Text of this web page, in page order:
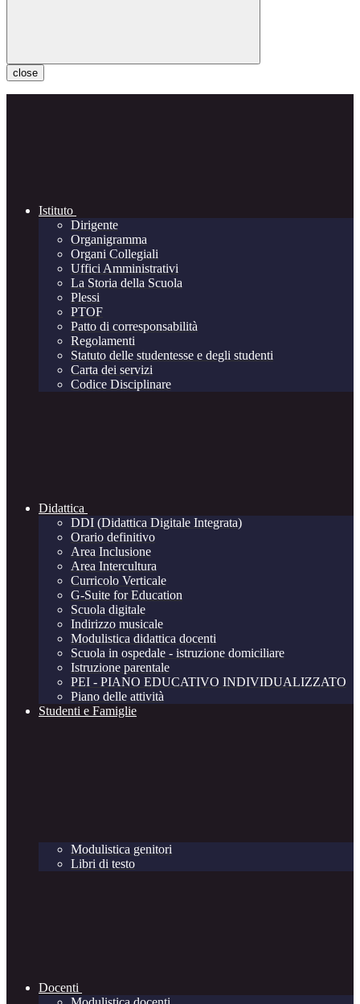
close
Istituto
Dirigente
Organigramma
Organi Collegiali
Uffici Amministrativi
La Storia della Scuola
Plessi
PTOF
Patto di corresponsabilità
Regolamenti
Statuto delle studentesse e degli studenti
Carta dei servizi
Codice Disciplinare
Didattica
DDI (Didattica Digitale Integrata)
Orario definitivo
Area Inclusione
Area Intercultura
Curricolo Verticale
G-Suite for Education
Scuola digitale
Indirizzo musicale
Modulistica didattica docenti
Scuola in ospedale - istruzione domiciliare
Istruzione parentale
PEI - PIANO EDUCATIVO INDIVIDUALIZZATO
Piano delle attività
Studenti e Famiglie
Modulistica genitori
Libri di testo
Docenti